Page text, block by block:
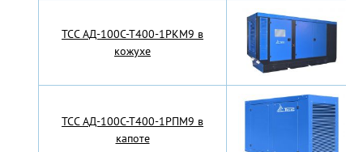
TCC АД-100С-Т400-1РКМ9 в
кожухе
TCC АД-100С-Т400-1РПМ9 в
капоте